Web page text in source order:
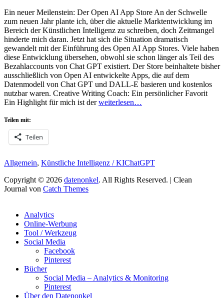
Ein neuer Meilenstein: Der Open AI App Store An der Schwelle
zum neuen Jahr plante ich, über die aktuelle Marktentwicklung im
Bereich der Künstlichen Intelligenz zu schreiben, doch Zeitmangel
hinderte mich daran. Jetzt hat sich die Situation dramatisch
gewandelt mit der Einführung des Open AI App Stores. Viele haben
diese Entwicklung übersehen, obwohl sie schon länger als Teil des
Bezahlaccounts von Chat GPT existiert. Der Store beinhaltete bisher
ausschließlich von Open AI entwickelte Apps, die auf dem
Datenmodell von Chat GPT und DALL-E basieren und kostenlos
nutzbar waren. Creative Writing Coach: Ein persönlicher Favorit
Ein Highlight für mich ist derweiterlesen…
Teilen mit:
Teilen
Kategorien
Allgemein, Künstliche Intelligenz / KISchlagworte
ChatGPT
Copyright © 2026 datenonkel. All Rights Reserved. | Clean
Journal von Catch Themes
Analytics
Online-Werbung
Tool / Werkzeug
Social Media
Facebook
Pinterest
Bücher
Social Media – Analytics & Monitoring
Pinterest
Über den Datenonkel